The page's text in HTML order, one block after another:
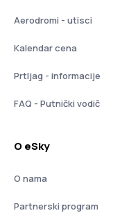
Aerodromi - utisci
Kalendar cena
Prtljag - informacije
FAQ - Putnički vodič
O eSky
O nama
Partnerski program